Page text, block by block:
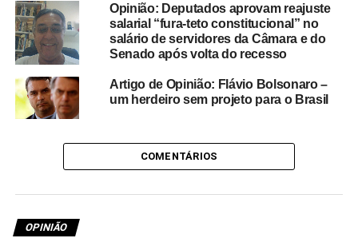
Opinião: Deputados aprovam reajuste
salarial “fura-teto constitucional” no
salário de servidores da Câmara e do
Senado após volta do recesso
Artigo de Opinião: Flávio Bolsonaro –
um herdeiro sem projeto para o Brasil
COMENTÁRIOS
OPINIÃO